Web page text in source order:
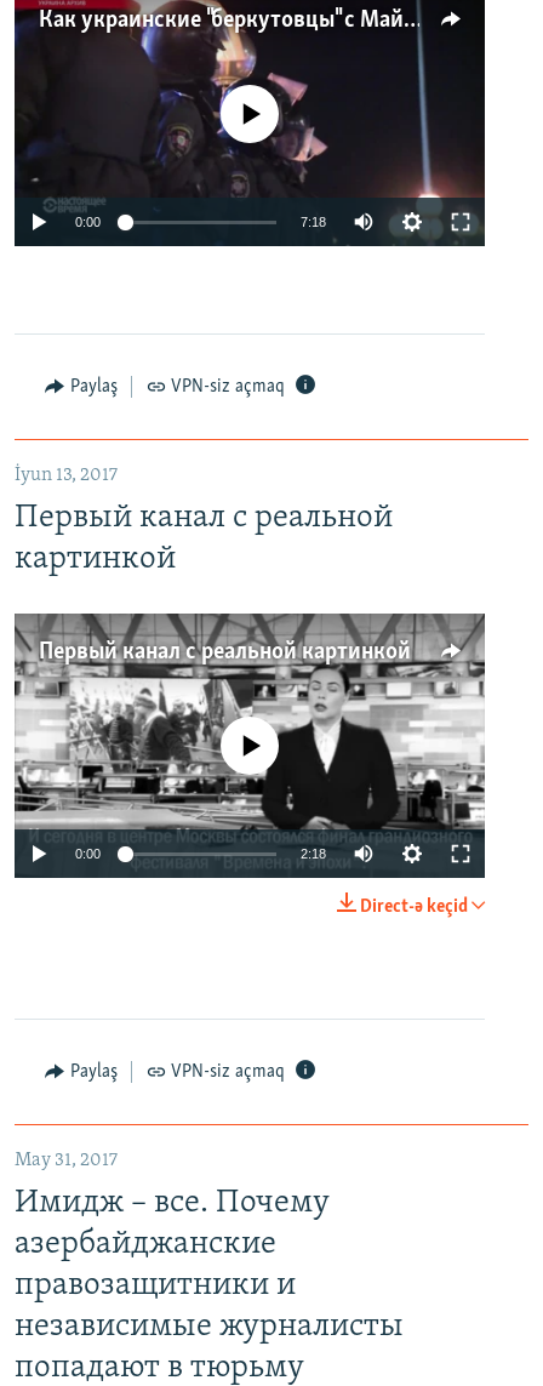
Как украинские "беркутовцы" с Майдана стали ОМОНом с Тверской
No media source currently available
0:00 7:18
Paylaş VPN-siz açmaq
İyun 13, 2017
Первый канал с реальной
картинкой
Первый канал с реальной картинкой
No media source currently available
0:00 2:18
Direct-ə keçid
Paylaş VPN-siz açmaq
May 31, 2017
Имидж – все. Почему
азербайджанские
правозащитники и
независимые журналисты
попадают в тюрьму